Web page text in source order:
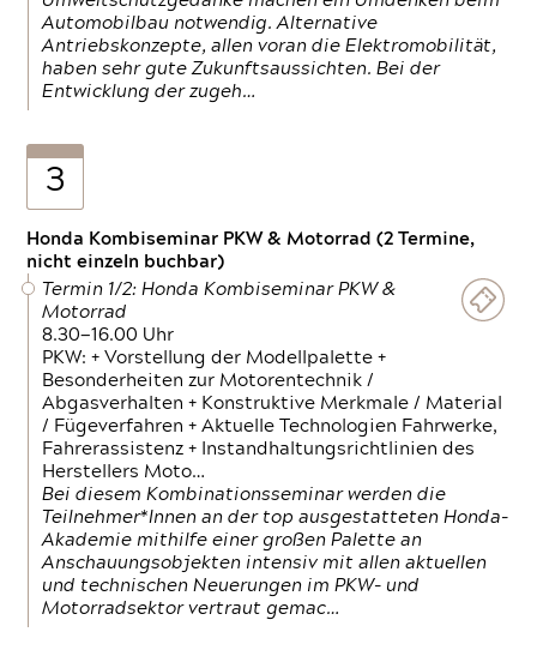
Automobilbau notwendig. Alternative
Antriebskonzepte, allen voran die Elektromobilität,
haben sehr gute Zukunftsaussichten. Bei der
Entwicklung der zugeh…
3
Honda Kombiseminar PKW & Motorrad (2 Termine,
nicht einzeln buchbar)
Termin 1/2: Honda Kombiseminar PKW &
Motorrad
8.30—16.00 Uhr
PKW: + Vorstellung der Modellpalette +
Besonderheiten zur Motorentechnik /
Abgasverhalten + Konstruktive Merkmale / Material
/ Fügeverfahren + Aktuelle Technologien Fahrwerke,
Fahrerassistenz + Instandhaltungsrichtlinien des
Herstellers Moto…
Bei diesem Kombinationsseminar werden die
Teilnehmer*Innen an der top ausgestatteten Honda-
Akademie mithilfe einer großen Palette an
Anschauungsobjekten intensiv mit allen aktuellen
und technischen Neuerungen im PKW- und
Motorradsektor vertraut gemac…